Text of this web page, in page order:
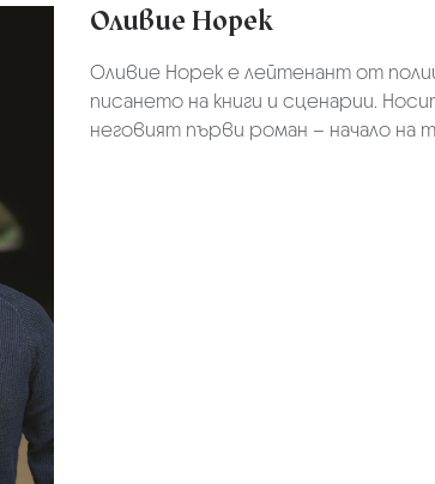
Оливие Норек
Оливие Норек е лейтенант от
писането на книги и сценарии.
неговият първи роман – начало на